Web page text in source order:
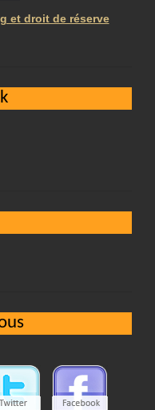
et droit de réserve